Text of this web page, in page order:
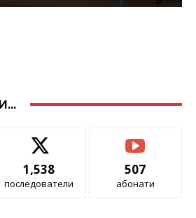
1,538
последователи
507
абонати